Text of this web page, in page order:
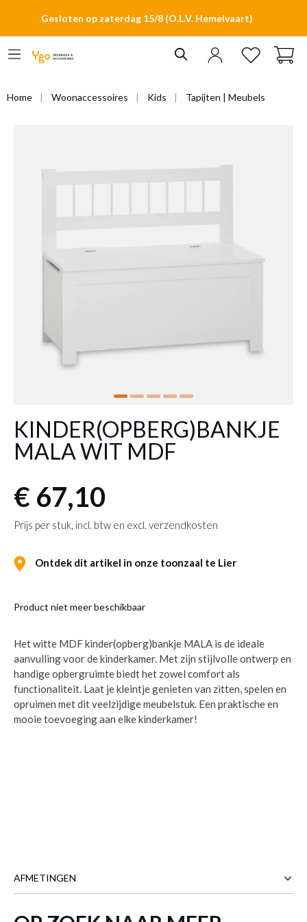
Gesloten op zaterdag 15/8 (O.L.V. Hemelvaart)
Home Woonaccessoires Kids Tapijten | Meubels
KINDER(OPBERG)BANKJE
MALA WIT MDF
€ 67,10
Prijs per stuk, incl. btw en excl. verzendkosten
Ontdek dit artikel in onze toonzaal te Lier
Product niet meer beschikbaar
Het witte MDF kinder(opberg)bankje MALA is de ideale
aanvulling voor de kinderkamer. Met zijn stijlvolle ontwerp en
handige opbergruimte biedt het zowel comfort als
functionaliteit. Laat je kleintje genieten van zitten, spelen en
opruimen met dit veelzijdige meubelstuk. Een praktische en
mooie toevoeging aan elke kinderkamer!
AFMETINGEN
BREEDTE 74 cm